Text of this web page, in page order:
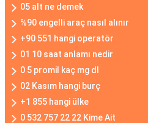
05 alt ne demek
%90 engelli araç nasıl alınır
+90 551 hangi operatör
01 10 saat anlamı nedir
0 5 promil kaç mg dl
02 Kasım hangi burç
+1 855 hangi ülke
0 532 757 22 22 Kime Ait